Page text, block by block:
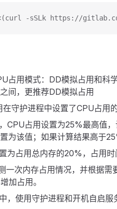
-sSLk https://
占用模式：DD模拟占用和科
间，更推荐DD模拟占用
在守护进程中设置了CPU占用
CPU占用设置为25%最高值
为该值；如果计算结果高于
为占用总内存的20%，占用
一次内存占用情况，并根据需
加占用。
，使用守护进程和开机自启服